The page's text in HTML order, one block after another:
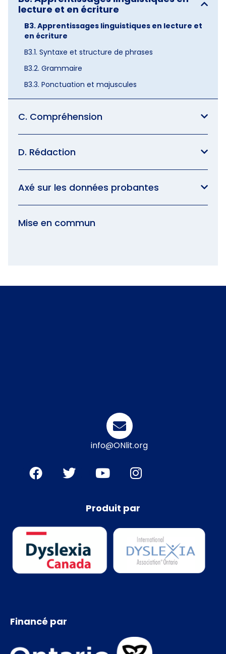
lecture et en écriture
B3. Apprentissages linguistiques en lecture et
en écriture
B3.1. Syntaxe et structure de phrases
B3.2. Grammaire
B3.3. Ponctuation et majuscules
C. Compréhension
D. Rédaction
Axé sur les données probantes
Mise en commun
info@ONlit.org
Produit par
Financé par